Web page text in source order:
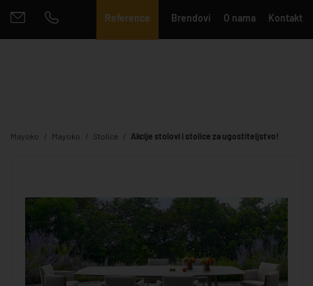
Reference Brendovi O nama Kontakt
Mayoko Mayoko Stolice Akcije stolovi i stolice za ugostiteljstvo!